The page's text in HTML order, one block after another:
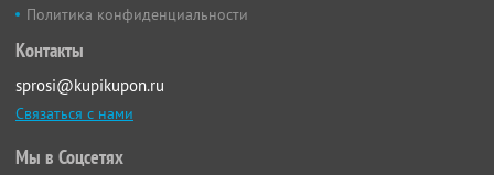
Политика конфиденциальности
Контакты
sprosi@kupikupon.ru
Связаться с нами
Мы в Соцсетях